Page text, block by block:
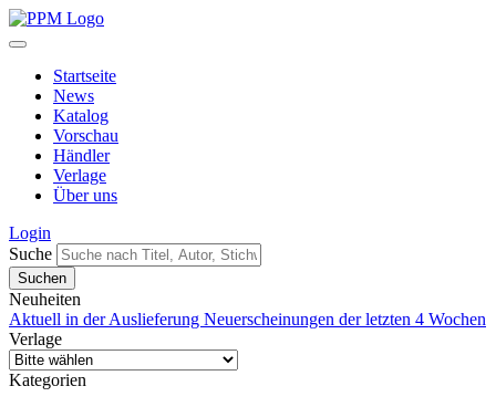
Startseite
News
Katalog
Vorschau
Händler
Verlage
Über uns
Login
Suche
Neuheiten
Aktuell in der Auslieferung Neuerscheinungen der letzten 4 Wochen
Verlage
Kategorien